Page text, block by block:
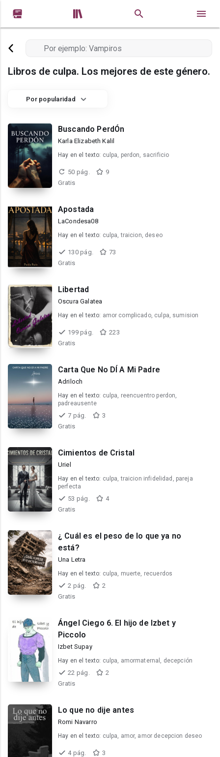
 
Libros de culpa. Los mejores de este género.
Por popularidad
Buscando PerdÓn
Karla Elizabeth Kalil
Hay en el texto: culpa, perdon, sacrificio
50 pág.
9
Gratis
Apostada
LaCondesa08
Hay en el texto: culpa, traicion, deseo
130 pág.
73
Gratis
Libertad
Oscura Galatea
Hay en el texto: amor complicado, culpa, sumision
199 pág.
223
Gratis
Carta Que No DÍ A Mi Padre
Adriloch
Hay en el texto: culpa, reencuentro perdon,
padreausente
7 pág.
3
Gratis
Cimientos de Cristal
Uriel
Hay en el texto: culpa, traicion infidelidad, pareja
perfecta
53 pág.
4
Gratis
¿ Cuál es el peso de lo que ya no
está?
Una Letra
Hay en el texto: culpa, muerte, recuerdos
2 pág.
2
Gratis
Ángel Ciego 6. El hijo de Izbet y
Piccolo
Izbet Supay
Hay en el texto: culpa, amormaternal, decepción
22 pág.
2
Gratis
Lo que no dije antes
Romi Navarro
Hay en el texto: culpa, amor, amor decepcion deseo
4 pág.
3